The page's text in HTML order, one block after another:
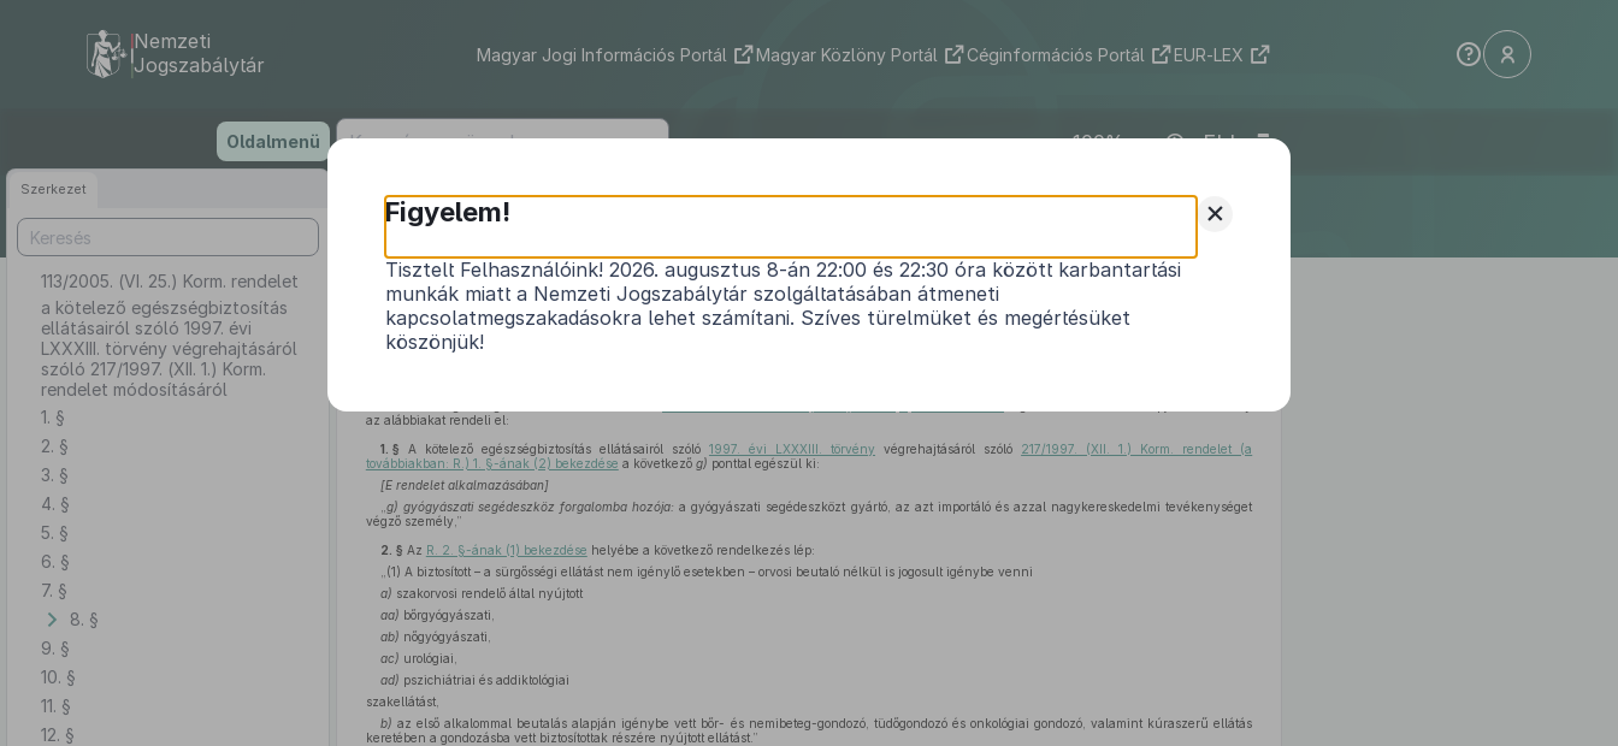
tartalomra
Nemzeti
Jogszabálytár
Magyar Jogi Információs Portál Magyar Közlöny Portál Céginformációs Portál EUR-LEX
Oldalmenü ELI
Szerkezet
113/2005. (VI. 25.) Korm. rendelet
a kötelező egészségbiztosítás
ellátásairól szóló 1997. évi
LXXXIII. törvény végrehajtásáról
szóló 217/1997. (XII. 1.) Korm.
rendelet módosításáról
1. §
2. §
3. §
4. §
5. §
6. §
7. §
8. §
9. §
10. §
11. §
12. §
113/2005. (VI. 25.) Korm. rendelet
a kötelező egészségbiztosítás ellátásairól szóló1997. évi LXXXIII. törvény
végrehajtásáról szóló217/1997. (XII. 1.) Korm. rendeletmódosításáról
az alábbiakat rendeli el:
1. § A kötelező egészségbiztosítás ellátásairól szóló 1997. évi LXXXIII. törvény végrehajtásáról szóló 217/1997. (XII. 1.) Korm. rendelet (a
továbbiakban: R.) 1. §-ának (2) bekezdése a következő g) ponttal egészül ki:
[E rendelet alkalmazásában]
g) gyógyászati segédeszköz forgalomba hozója: a gyógyászati segédeszközt gyártó, az azt importáló és azzal nagykereskedelmi tevékenységet
végző személy,”
2. § Az R. 2. §-ának (1) bekezdése helyébe a következő rendelkezés lép:
„(1) A biztosított – a sürgősségi ellátást nem igénylő esetekben – orvosi beutaló nélkül is jogosult igénybe venni
a) szakorvosi rendelő által nyújtott
aa) bőrgyógyászati,
ab) nőgyógyászati,
ac) urológiai,
ad) pszichiátriai és addiktológiai
szakellátást,
b) az első alkalommal beutalás alapján igénybe vett bőr- és nemibeteg-gondozó, tüdőgondozó és onkológiai gondozó, valamint kúraszerű ellátás
keretében a gondozásba vett biztosítottak részére nyújtott ellátást.”
+
Figyelem!
Tisztelt Felhasználóink! 2026. augusztus 8-án 22:00 és 22:30 óra között karbantartási
munkák miatt a Nemzeti Jogszabálytár szolgáltatásában átmeneti
kapcsolatmegszakadásokra lehet számítani. Szíves türelmüket és megértésüket
köszönjük!